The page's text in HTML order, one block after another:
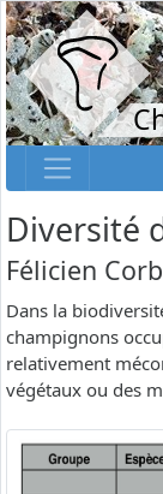
Diversité
Félicien
Dans la
champignons
relativement
végétaux ou des